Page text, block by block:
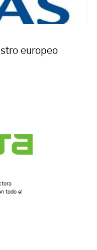
europeo
todo el